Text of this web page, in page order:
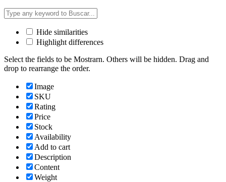
Hide similarities
Highlight differences
Select the fields to be Mostrarn. Others will be hidden. Drag and
drop to rearrange the order.
Image
SKU
Rating
Price
Stock
Availability
Add to cart
Description
Content
Weight